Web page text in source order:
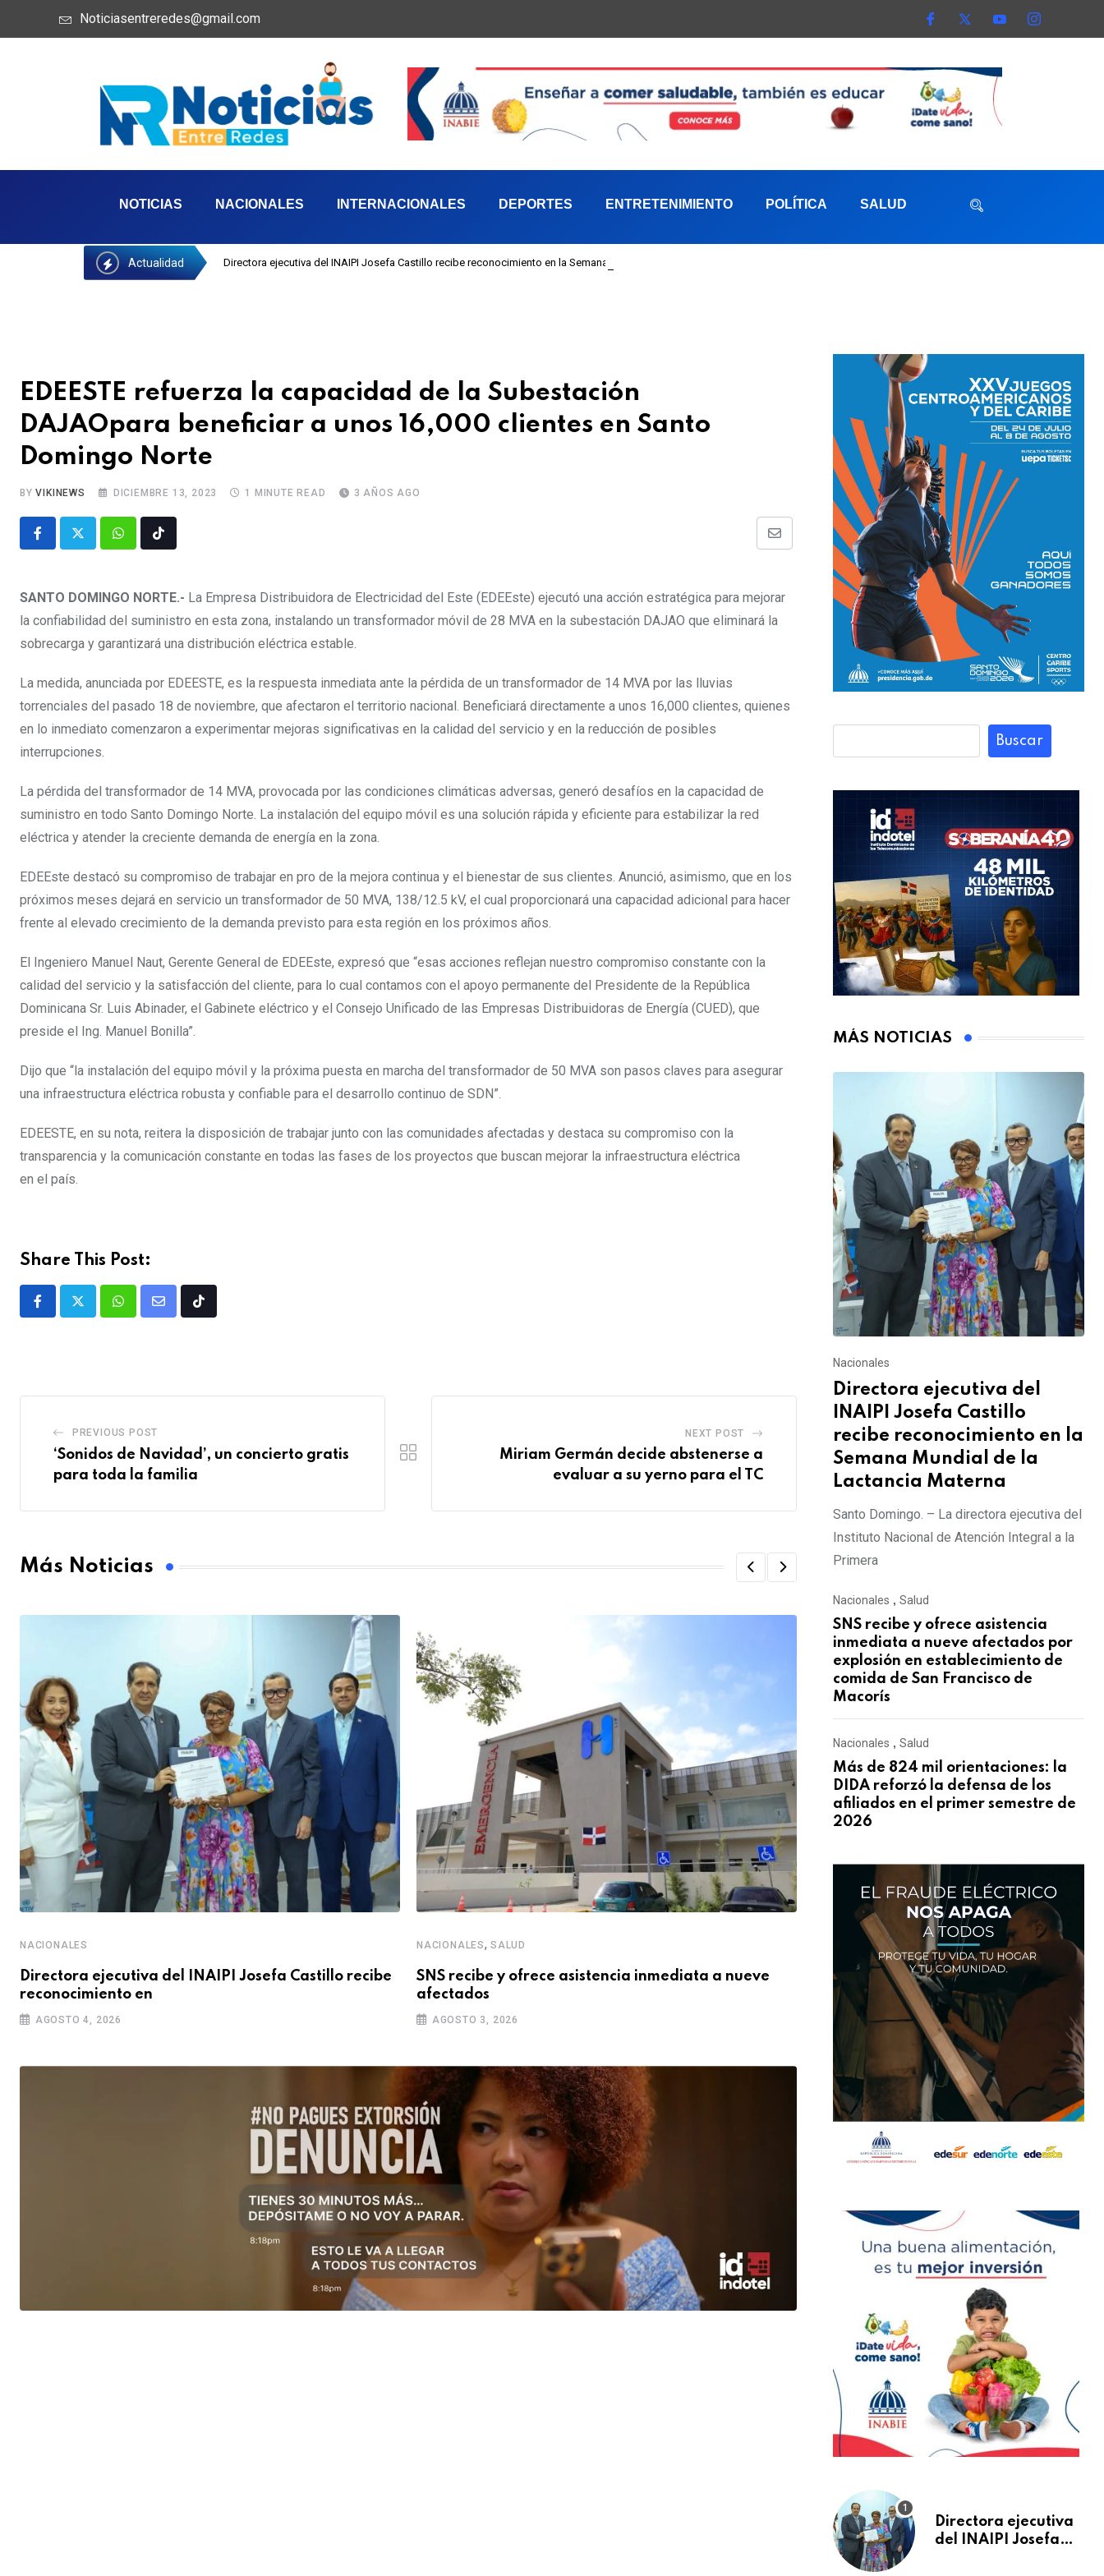
Noticiasentreredes@gmail.com
NOTICIAS NACIONALES INTERNACIONALES DEPORTES ENTRETENIMIENTO POLÍTICA SALUD
Actualidad Directora ejecutiva del INAIPI Josefa Castillo recibe reconocimiento en la Semana Mundial de la Lactancia Materna
EDEESTE refuerza la capacidad de la Subestación
DAJAOpara beneficiar a unos 16,000 clientes en Santo
Domingo Norte
BYVIKINEWS DICIEMBRE 13, 2023 1 MINUTE READ 3 AÑOS AGO
SANTO DOMINGO NORTE.- La Empresa Distribuidora de Electricidad del Este (EDEEste) ejecutó una acción estratégica para mejorar
la confiabilidad del suministro en esta zona, instalando un transformador móvil de 28 MVA en la subestación DAJAO que eliminará la
sobrecarga y garantizará una distribución eléctrica estable.
La medida, anunciada por EDEESTE, es la respuesta inmediata ante la pérdida de un transformador de 14 MVA por las lluvias
torrenciales del pasado 18 de noviembre, que afectaron el territorio nacional. Beneficiará directamente a unos 16,000 clientes, quienes
en lo inmediato comenzaron a experimentar mejoras significativas en la calidad del servicio y en la reducción de posibles
interrupciones.
La pérdida del transformador de 14 MVA, provocada por las condiciones climáticas adversas, generó desafíos en la capacidad de
suministro en todo Santo Domingo Norte. La instalación del equipo móvil es una solución rápida y eficiente para estabilizar la red
eléctrica y atender la creciente demanda de energía en la zona.
EDEEste destacó su compromiso de trabajar en pro de la mejora continua y el bienestar de sus clientes. Anunció, asimismo, que en los
próximos meses dejará en servicio un transformador de 50 MVA, 138/12.5 kV, el cual proporcionará una capacidad adicional para hacer
frente al elevado crecimiento de la demanda previsto para esta región en los próximos años.
El Ingeniero Manuel Naut, Gerente General de EDEEste, expresó que “esas acciones reflejan nuestro compromiso constante con la
calidad del servicio y la satisfacción del cliente, para lo cual contamos con el apoyo permanente del Presidente de la República
Dominicana Sr. Luis Abinader, el Gabinete eléctrico y el Consejo Unificado de las Empresas Distribuidoras de Energía (CUED), que
preside el Ing. Manuel Bonilla”.
Dijo que “la instalación del equipo móvil y la próxima puesta en marcha del transformador de 50 MVA son pasos claves para asegurar
una infraestructura eléctrica robusta y confiable para el desarrollo continuo de SDN”.
EDEESTE, en su nota, reitera la disposición de trabajar junto con las comunidades afectadas y destaca su compromiso con la
transparencia y la comunicación constante en todas las fases de los proyectos que buscan mejorar la infraestructura eléctrica
en el país.
Share This Post:
PREVIOUS POST
‘Sonidos de Navidad’, un concierto gratis
para toda la familia
NEXT POST
Miriam Germán decide abstenerse a
evaluar a su yerno para el TC
Más Noticias
NACIONALES
Directora ejecutiva del INAIPI Josefa Castillo recibe
reconocimiento en
AGOSTO 4, 2026
NACIONALES, SALUD
SNS recibe y ofrece asistencia inmediata a nueve
afectados
AGOSTO 3, 2026
NACIONALES SALUD
Más de 824 mil orientaciones: la DIDA
AGOSTO 3, 2026
Buscar
MÁS NOTICIAS
Nacionales
Directora ejecutiva del
INAIPI Josefa Castillo
recibe reconocimiento en la
Semana Mundial de la
Lactancia Materna
Santo Domingo. – La directora ejecutiva del
Instituto Nacional de Atención Integral a la
Primera
Nacionales , Salud
SNS recibe y ofrece asistencia
inmediata a nueve afectados por
explosión en establecimiento de
comida de San Francisco de
Macorís
Nacionales , Salud
Más de 824 mil orientaciones: la
DIDA reforzó la defensa de los
afiliados en el primer semestre de
2026
Directora ejecutiva
del INAIPI Josefa